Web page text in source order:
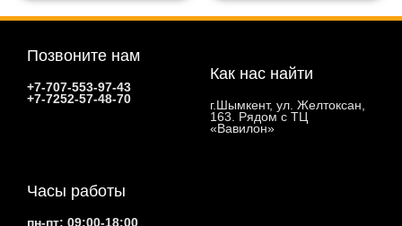
Позвоните нам
+7-707-553-97-43
+7-7252-57-48-70
Как нас найти
г.Шымкент, ул. Желтоксан,
163. Рядом с ТЦ
«Вавилон»
Часы работы
пн-пт: 09:00-18:00